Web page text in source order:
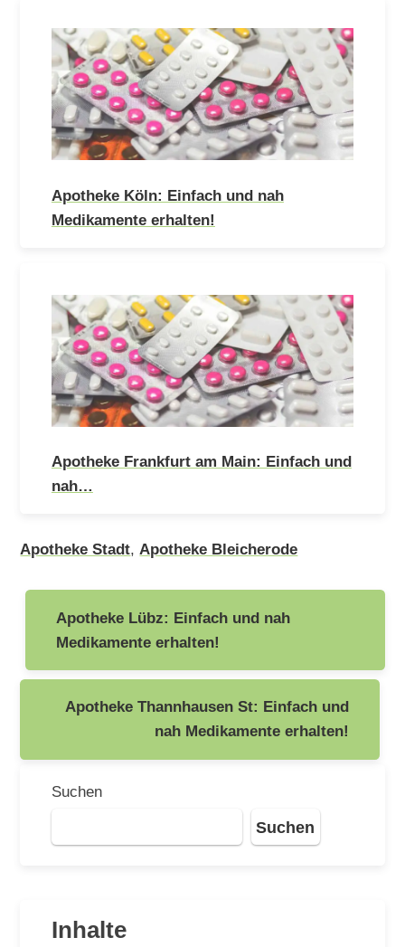
Apotheke Köln: Einfach und nah
Medikamente erhalten!
Apotheke Frankfurt am Main: Einfach und
nah…
Apotheke Stadt,Apotheke Bleicherode
Beitragsnavigation
Apotheke Lübz: Einfach und nah
Medikamente erhalten!
Apotheke Thannhausen St: Einfach und
nah Medikamente erhalten!
Suchen
Suchen
Inhalte